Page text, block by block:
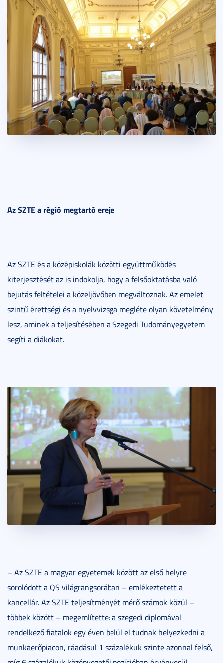
Az SZTE a régió megtartó ereje
Az SZTE és a középiskolák közötti együttműködés
kiterjesztését az is indokolja, hogy a felsőoktatásba való
bejutás feltételei a közeljövőben megváltoznak. Az emelet
szintű érettségi és a nyelvvizsga megléte olyan követelmény
lesz, aminek a teljesítésében a Szegedi Tudományegyetem
segíti a diákokat.
– Az SZTE a magyar egyetemek között az első helyre
sorolódott a QS világrangsorában – emlékeztetett a
kancellár. Az SZTE teljesítményét mérő számok közül –
többek között – megemlítette: a szegedi diplomával
rendelkező fiatalok egy éven belül el tudnak helyezkedni a
munkaerőpiacon, ráadásul 1 százalékuk szinte azonnal felső,